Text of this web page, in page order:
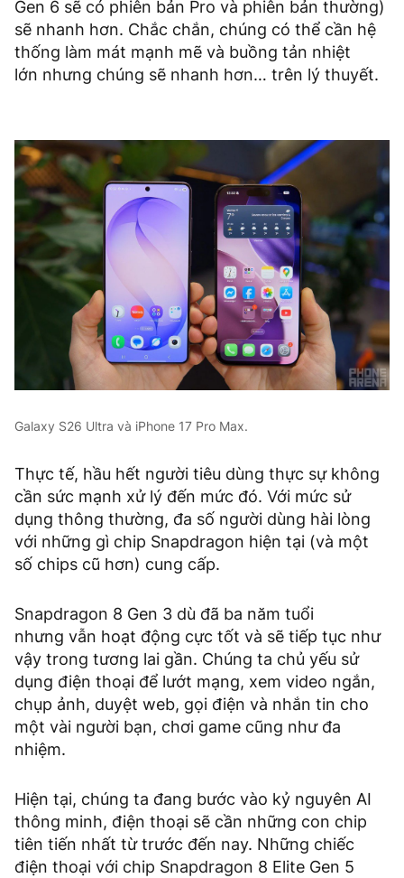
Gen 6 sẽ có phiên bản Pro và phiên bản thường)
sẽ nhanh hơn. Chắc chắn, chúng có thể cần hệ
thống làm mát mạnh mẽ và buồng tản nhiệt
lớn nhưng chúng sẽ nhanh hơn… trên lý thuyết.
Galaxy S26 Ultra và iPhone 17 Pro Max.
Thực tế, hầu hết người tiêu dùng thực sự không
cần sức mạnh xử lý đến mức đó. Với mức sử
dụng thông thường, đa số người dùng hài lòng
với những gì chip Snapdragon hiện tại (và một
số chips cũ hơn) cung cấp.
Snapdragon 8 Gen 3 dù đã ba năm tuổi
nhưng vẫn hoạt động cực tốt và sẽ tiếp tục như
vậy trong tương lai gần. Chúng ta chủ yếu sử
dụng điện thoại để lướt mạng, xem video ngắn,
chụp ảnh, duyệt web, gọi điện và nhắn tin cho
một vài người bạn, chơi game cũng như đa
nhiệm.
Hiện tại, chúng ta đang bước vào kỷ nguyên AI
thông minh, điện thoại sẽ cần những con chip
tiên tiến nhất từ ​​trước đến nay. Những chiếc
điện thoại với chip Snapdragon 8 Elite Gen 5